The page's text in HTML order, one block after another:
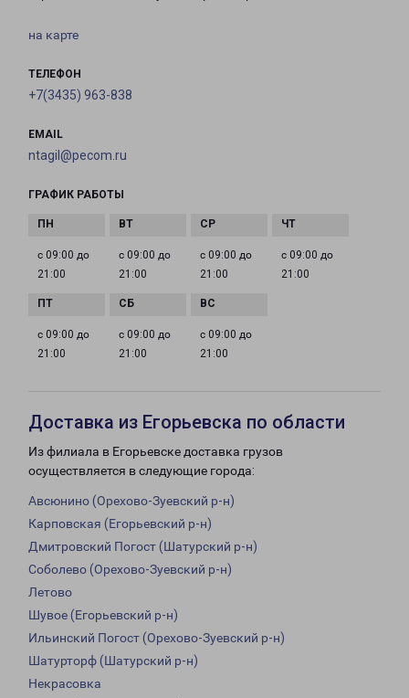
на карте
ТЕЛЕФОН
+7(3435) 963-838
EMAIL
ntagil@pecom.ru
ГРАФИК РАБОТЫ
с 09:00 до
21:00
с 09:00 до
21:00
с 09:00 до
21:00
с 09:00 до
21:00
с 09:00 до
21:00
с 09:00 до
21:00
с 09:00 до
21:00
Доставка из Егорьевска по области
Из филиала в Егорьевске доставка грузов
осуществляется в следующие города:
Авсюнино (Орехово-Зуевский р-н)
Карповская (Егорьевский р-н)
Дмитровский Погост (Шатурский р-н)
Соболево (Орехово-Зуевский р-н)
Летово
Шувое (Егорьевский р-н)
Ильинский Погост (Орехово-Зуевский р-н)
Шатурторф (Шатурский р-н)
Некрасовка